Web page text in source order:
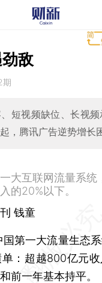
敌
期
短视频缺位、长视
，腾讯广告逆势增长
大互联网流量系统
的20%以下。
钱童
第一大流量生态
：超越800亿元
前一年基本持平。